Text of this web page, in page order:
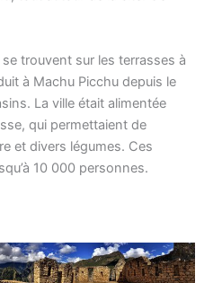
trouvent sur les terrasses à
à Machu Picchu depuis le
La ville était alimentée
qui permettaient de
et divers légumes. Ces
10 000 personnes.